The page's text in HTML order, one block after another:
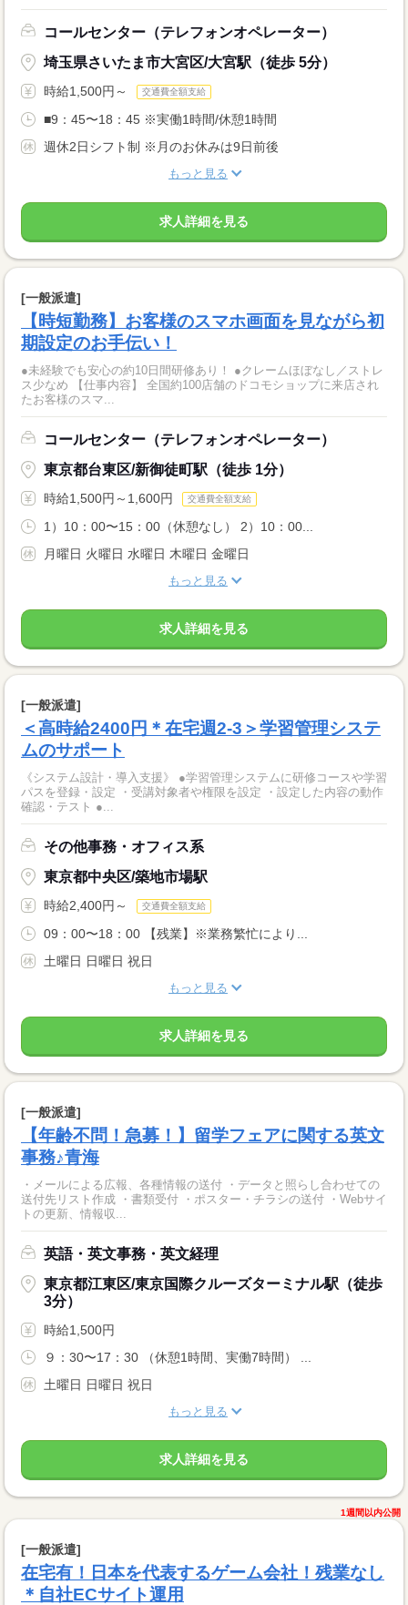
コールセンター（テレフォンオペレーター）
埼玉県さいたま市大宮区/大宮駅（徒歩 5分）
時給1,500円～ 交通費全額支給
■9：45〜18：45 ※実働1時間/休憩1時間
週休2日シフト制 ※月のお休みは9日前後
もっと見る
求人詳細を見る
[一般派遣]
【時短勤務】お客様のスマホ画面を見ながら初
期設定のお手伝い！
●未経験でも安心の約10日間研修あり！ ●クレームほぼなし／ストレ
ス少なめ 【仕事内容】 全国約100店舗のドコモショップに来店され
たお客様のスマ...
コールセンター（テレフォンオペレーター）
東京都台東区/新御徒町駅（徒歩 1分）
時給1,500円～1,600円 交通費全額支給
1）10：00〜15：00（休憩なし） 2）10：00...
月曜日 火曜日 水曜日 木曜日 金曜日
もっと見る
求人詳細を見る
[一般派遣]
＜高時給2400円＊在宅週2-3＞学習管理システ
ムのサポート
《システム設計・導入支援》 ●学習管理システムに研修コースや学習
パスを登録・設定 ・受講対象者や権限を設定 ・設定した内容の動作
確認・テスト ●...
その他事務・オフィス系
東京都中央区/築地市場駅
時給2,400円～ 交通費全額支給
09：00〜18：00 【残業】※業務繁忙により...
土曜日 日曜日 祝日
もっと見る
求人詳細を見る
[一般派遣]
【年齢不問！急募！】留学フェアに関する英文
事務♪青海
・メールによる広報、各種情報の送付 ・データと照らし合わせての
送付先リスト作成 ・書類受付 ・ポスター・チラシの送付 ・Webサイ
トの更新、情報収...
英語・英文事務・英文経理
東京都江東区/東京国際クルーズターミナル駅（徒歩
3分）
時給1,500円
９：30〜17：30 （休憩1時間、実働7時間） ...
土曜日 日曜日 祝日
もっと見る
求人詳細を見る
1週間以内公開
[一般派遣]
在宅有！日本を代表するゲーム会社！残業なし
＊自社ECサイト運用